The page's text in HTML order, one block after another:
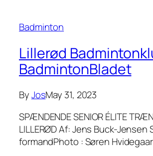
Badminton
Lillerød
BadmintonBladet
ByJosMay 31, 2023
SPÆNDENDE SENIOR ÉLITE
LILLERØD Af: Jens Buck-Jensen
formandPhoto : Søren